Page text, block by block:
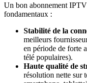
Un bon abonnement
fondamentaux :
Stabilité de la
meilleurs
en période de forte
télé populaires).
Haute qualité de
résolution nette sur